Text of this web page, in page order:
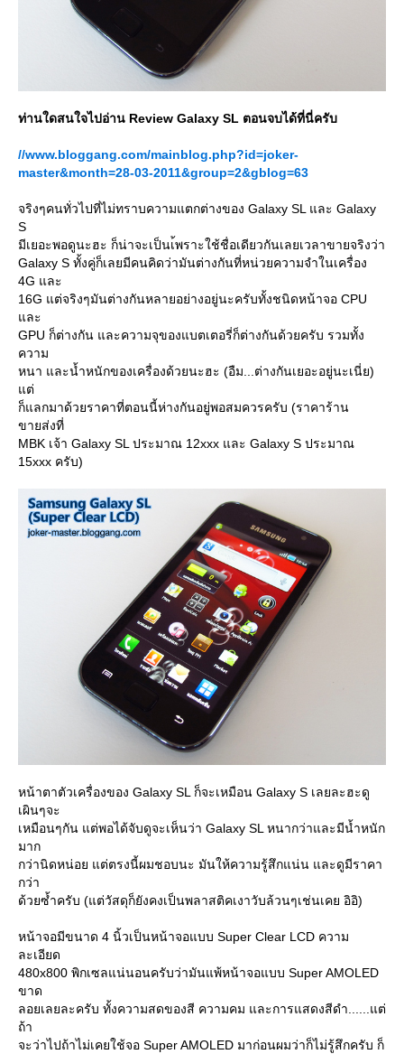
ท่านใดสนใจไปอ่าน Review Galaxy SL ตอนจบได้ที่นี่ครับ
//www.bloggang.com/mainblog.php?id=joker-
master&month=28-03-2011&group=2&gblog=63
จริงๆคนทั่วไปที่ไม่ทราบความแตกต่างของ Galaxy SL และ Galaxy
S
มีเยอะพอดูนะฮะ ก็น่าจะเป็นเ้พราะใช้ชื่อเดียวกันเลยเวลาขายจริงว่า
Galaxy S ทั้งคู่ก็เลยมีคนคิดว่ามันต่างกันที่หน่วยความจำในเครื่อง
4G และ
16G แต่จริงๆมันต่างกันหลายอย่างอยู่นะครับทั้งชนิดหน้าจอ CPU
ละ
GPU ก็ต่างกัน และความจุของแบตเตอรี่ก็ต่างกันด้วยครับ รวมทั้ง
ความ
หนา และน้ำหนักของเครื่องด้วยนะฮะ (อืม...ต่างกันเยอะอยู่นะเนี่ย)
ต่
ก็แลกมาด้วยราคาที่ตอนนี้ห่างกันอยู่พอสมควรครับ (ราคาร้าน
ขายส่งที่
MBK เจ้า Galaxy SL ประมาณ 12xxx และ Galaxy S ประมาณ
15xxx ครับ)
หน้าตาตัวเครื่องของ Galaxy SL ก็จะเหมือน Galaxy S เลยละฮะดู
เผินๆจะ
เหมือนๆกัน แต่พอได้จับดูจะเห็นว่า Galaxy SL หนากว่าและมีน้ำหนัก
มาก
กว่านิดหน่อย แต่ตรงนี้ผมชอบนะ มันให้ความรู้สึกแน่น และดูมีราคา
กว่า
ด้วยซ้ำครับ (แต่วัสดุก็ยังคงเป็นพลาสติคเงาวับล้วนๆเช่นเคย อิอิ)
หน้าจอมีขนาด 4 นิ้วเป็นหน้าจอแบบ Super Clear LCD ความ
ละเอียด
480x800 พิกเซลแน่นอนครับว่ามันแพ้หน้าจอแบบ Super AMOLED
ขาด
ลอยเลยละครับ ทั้งความสดของสี ความคม และการแสดงสีดำ......แต่
ถ้า
จะว่าไปถ้าไม่เคยใช้จอ Super AMOLED มาก่อนผมว่าก็ไม่รู้สึกครับ ก็